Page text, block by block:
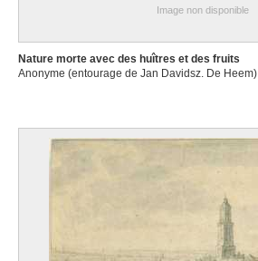
Image non disponible
Nature morte avec des huîtres et des fruits
Anonyme (entourage de Jan Davidsz. De Heem)